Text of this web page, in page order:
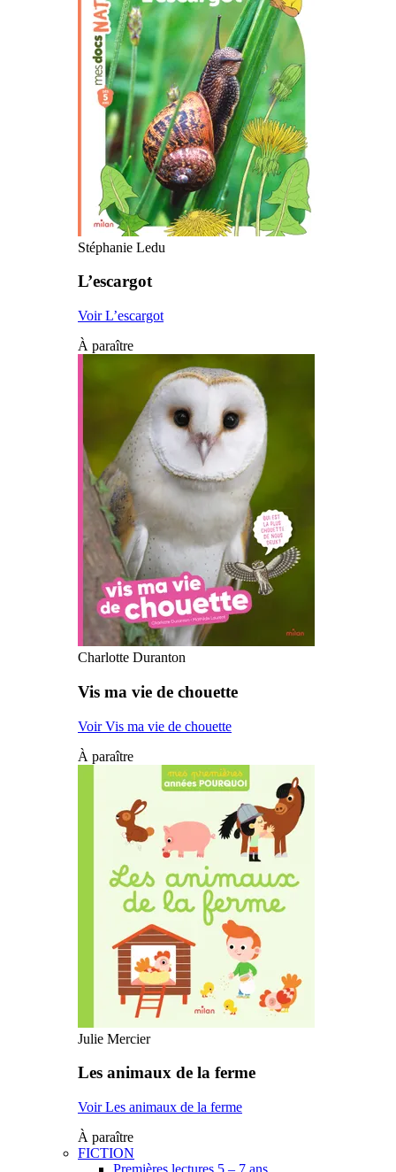
Stéphanie Ledu
L’escargot
Voir L’escargot
À paraître
Charlotte Duranton
Vis ma vie de chouette
Voir Vis ma vie de chouette
À paraître
Julie Mercier
Les animaux de la ferme
Voir Les animaux de la ferme
À paraître
FICTION
Premières lectures 5 – 7 ans